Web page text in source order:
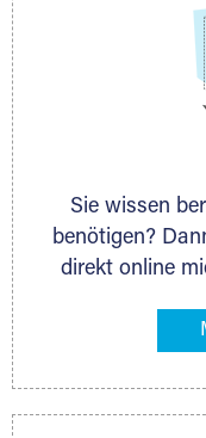
Sie wissen
benötigen?
direkt online
Gegenstände
ermittelt.